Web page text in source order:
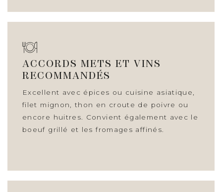
ACCORDS METS ET VINS
RECOMMANDÉS
Excellent avec épices ou cuisine asiatique,
filet mignon, thon en croute de poivre ou
encore huitres. Convient également avec le
boeuf grillé et les fromages affinés.